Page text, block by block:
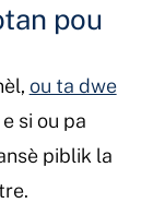
pou
ou ta dwe
si ou pa
piblik la